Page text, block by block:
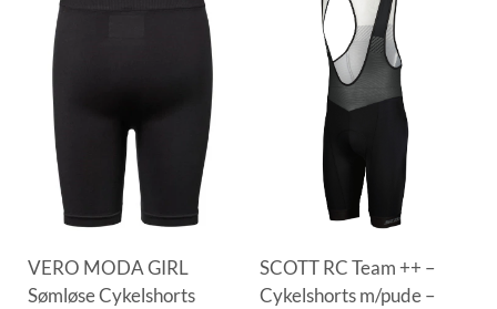
VERO MODA GIRL
Sømløse Cykelshorts
SCOTT RC Team ++ –
Cykelshorts m/pude –